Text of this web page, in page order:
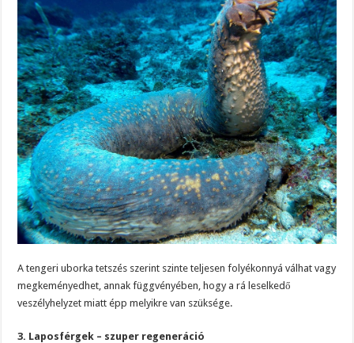
A tengeri uborka tetszés szerint szinte teljesen folyékonnyá válhat vagy
megkeményedhet, annak függvényében, hogy a rá leselkedő
veszélyhelyzet miatt épp melyikre van szüksége.
3. Laposférgek – szuper regeneráció